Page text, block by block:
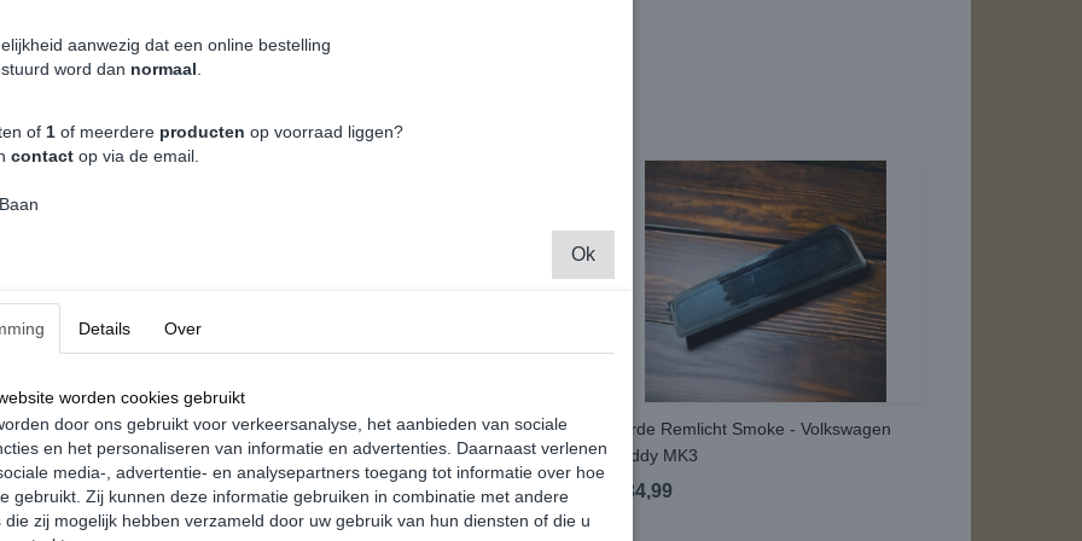
TDI Euro 6 -
Caddy MK5 Cargo
Whiper delete achterdeuren -
Volkswagen Caddy MK3 MK4
€ 9,99
Derde Remlicht Smoke - Volkswagen
Caddy MK3
€ 34,99
aanwezig dat een online bestelling
word dan normaal
of 1 of meerdere producten op voorraad liggen?
contact op via de email.
Ok
Details Over
worden cookies gebruikt
door ons gebruikt voor verkeersanalyse, het aanbieden van sociale
en het personaliseren van informatie en advertenties. Daarnaast verlenen
media-, advertentie- en analysepartners toegang tot informatie over hoe
gebruikt. Zij kunnen deze informatie gebruiken in combinatie met andere
die zij mogelijk hebben verzameld door uw gebruik van hun diensten of die u